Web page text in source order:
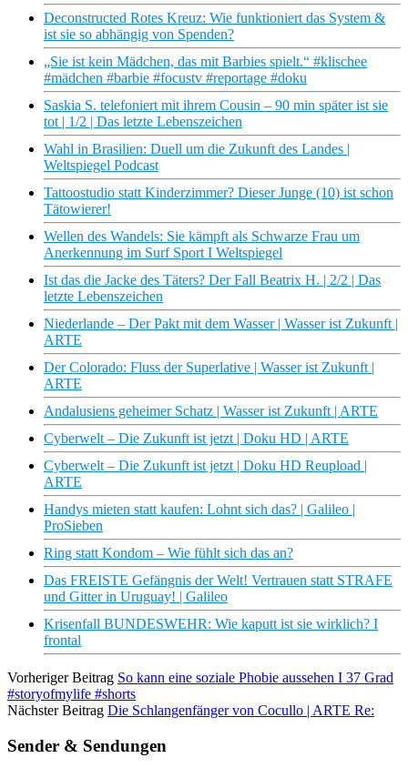
Deconstructed Rotes Kreuz: Wie funktioniert das System &
ist sie so abhängig von Spenden?
„Sie ist kein Mädchen, das mit Barbies spielt.“ #klischee
#mädchen #barbie #focustv #reportage #doku
Saskia S. telefoniert mit ihrem Cousin – 90 min später ist sie
tot | 1/2 | Das letzte Lebenszeichen
Wahl in Brasilien: Duell um die Zukunft des Landes |
Weltspiegel Podcast
Tattoostudio statt Kinderzimmer? Dieser Junge (10) ist schon
Tätowierer!
Wellen des Wandels: Sie kämpft als Schwarze Frau um
Anerkennung im Surf Sport I Weltspiegel
Ist das die Jacke des Täters? Der Fall Beatrix H. | 2/2 | Das
letzte Lebenszeichen
Niederlande – Der Pakt mit dem Wasser | Wasser ist Zukunft |
ARTE
Der Colorado: Fluss der Superlative | Wasser ist Zukunft |
ARTE
Andalusiens geheimer Schatz | Wasser ist Zukunft | ARTE
Cyberwelt – Die Zukunft ist jetzt | Doku HD | ARTE
Cyberwelt – Die Zukunft ist jetzt | Doku HD Reupload |
ARTE
Handys mieten statt kaufen: Lohnt sich das? | Galileo |
ProSieben
Ring statt Kondom – Wie fühlt sich das an?
Das FREISTE Gefängnis der Welt! Vertrauen statt STRAFE
und Gitter in Uruguay! | Galileo
Krisenfall BUNDESWEHR: Wie kaputt ist sie wirklich? I
frontal
Vorheriger Beitrag So kann eine soziale Phobie aussehen I 37 Grad
#storyofmylife #shorts
Nächster Beitrag Die Schlangenfänger von Cocullo | ARTE Re:
Sender & Sendungen